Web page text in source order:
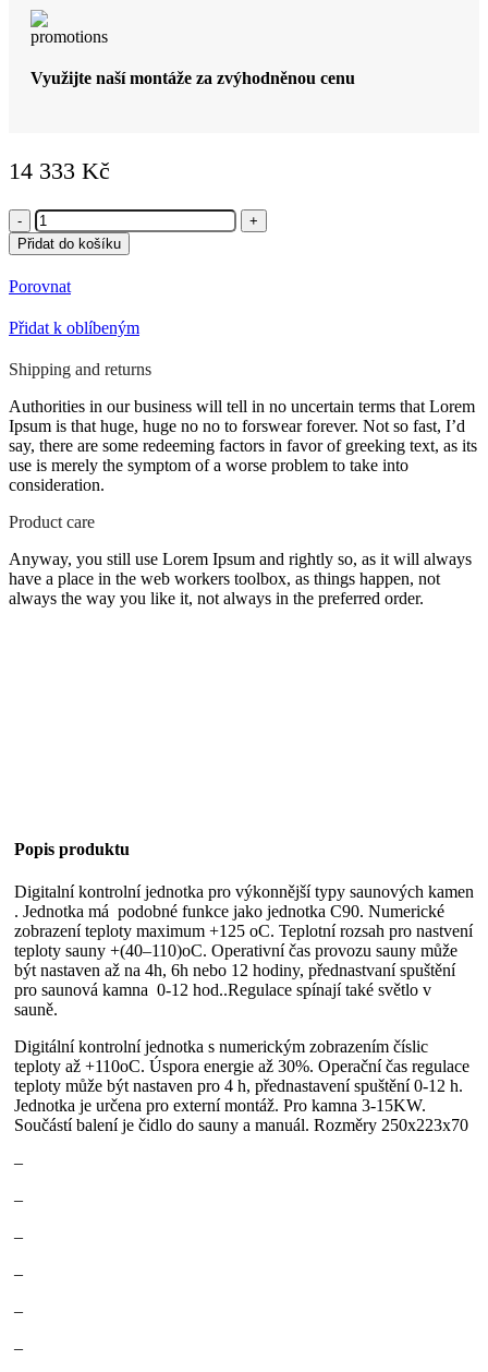
Využijte naší montáže za zvýhodněnou cenu
14 333 Kč
Digitální
řídící
jednotka
Harvia
Přidat do košíku
Porovnat
Přidat k oblíbeným
Shipping and returns
Authorities in our business will tell in no uncertain terms that Lorem
Ipsum is that huge, huge no no to forswear forever. Not so fast, I’d
say, there are some redeeming factors in favor of greeking text, as its
use is merely the symptom of a worse problem to take into
consideration.
Product care
Anyway, you still use Lorem Ipsum and rightly so, as it will always
have a place in the web workers toolbox, as things happen, not
always the way you like it, not always in the preferred order.
Popis produktu
Digitalní kontrolní jednotka pro výkonnější typy saunových kamen
. Jednotka má podobné funkce jako jednotka C90. Numerické
zobrazení teploty maximum +125 oC. Teplotní rozsah pro nastvení
teploty sauny +(40–110)oC. Operativní čas provozu sauny může
být nastaven až na 4h, 6h nebo 12 hodiny, přednastvaní spuštění
pro saunová kamna 0-12 hod..Regulace spínají také světlo v
sauně.
Digitální kontrolní jednotka s numerickým zobrazením číslic
teploty až +110oC. Úspora energie až 30%. Operační čas regulace
teploty může být nastaven pro 4 h, přednastavení spuštění 0-12 h.
Jednotka je určena pro externí montáž. Pro kamna 3-15KW.
Součástí balení je čidlo do sauny a manuál. Rozměry 250x223x70
–
–
–
–
–
–